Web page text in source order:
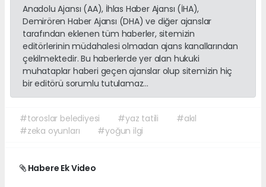
Anadolu Ajansı (AA), İhlas Haber Ajansı (İHA),
Demirören Haber Ajansı (DHA) ve diğer ajanslar
tarafından eklenen tüm haberler, sitemizin
editörlerinin müdahalesi olmadan ajans kanallarından
çekilmektedir. Bu haberlerde yer alan hukuki
muhataplar haberi geçen ajanslar olup sitemizin hiç
bir editörü sorumlu tutulamaz...
#toroslar belediyesi #yaz tatili
#akıl
#zeka oyunları
#yoğun ilgi
Habere Ek Video